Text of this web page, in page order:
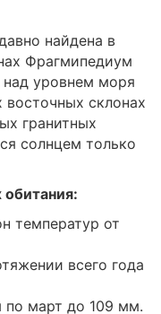
найдена в
Фрагмипедиум
над уровнем моря
восточных склонах
гранитных
солнцем только
обитания:
температур от
всего года
по март до 109 мм.